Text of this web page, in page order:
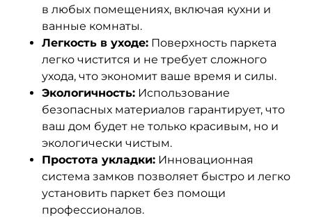
в любых помещениях, включая кухни и
ванные комнаты.
Легкость в уходе: Поверхность паркета
легко чистится и не требует сложного
ухода, что экономит ваше время и силы.
Экологичность: Использование
безопасных материалов гарантирует, что
ваш дом будет не только красивым, но и
экологически чистым.
Простота укладки: Инновационная
система замков позволяет быстро и легко
установить паркет без помощи
профессионалов.